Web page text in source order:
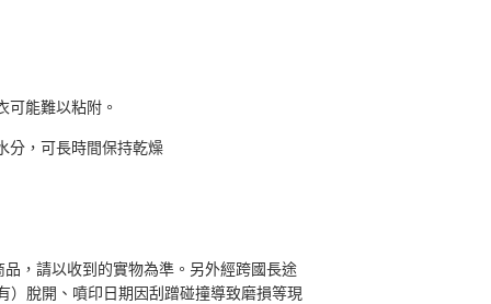
可能難以粘附。
分，可長時間保持乾燥
，請以收到的實物為準。另外經跨國長途
）脫開、噴印日期因刮蹭碰撞導致磨損等現